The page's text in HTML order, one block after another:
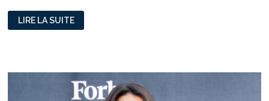
L’ÉGALITÉ
FEMMES-
HOMMES
LIRE LA SUITE